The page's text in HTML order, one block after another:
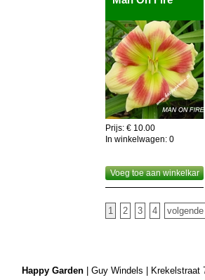
Prijs: € 10.00
In winkelwagen: 0
Voeg toe aan winkelkar
1 2 3 4
Happy Garden| Guy Windels | Krekelstraat